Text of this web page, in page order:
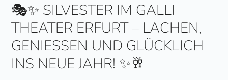
🎭✨ SILVESTER IM GALLI
THEATER ERFURT – LACHEN,
GENIESSEN UND GLÜCKLICH I
NS NEUE JAHR! ✨🥂